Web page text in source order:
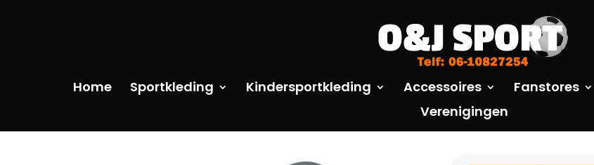
Home Sportkleding Kindersportkleding Accessoires Fanstores
Verenigingen